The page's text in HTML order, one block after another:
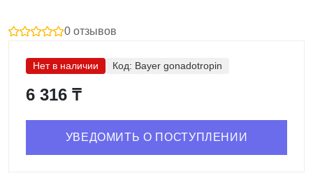
0 отзывов
Нет в наличии Код: Bayer gonadotropin
6 316 ₸
УВЕДОМИТЬ О ПОСТУПЛЕНИИ